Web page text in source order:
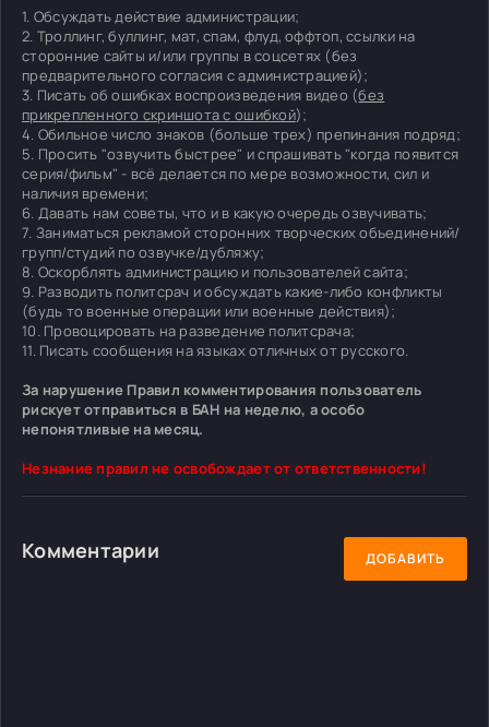
1. Обсуждать действие администрации;
2. Троллинг, буллинг, мат, спам, флуд, оффтоп, ссылки на
сторонние сайты и/или группы в соцсетях (без
предварительного согласия с администрацией);
3. Писать об ошибках воспроизведения видео (без
прикрепленного скриншота с ошибкой);
4. Обильное число знаков (больше трех) препинания подряд;
5. Просить "озвучить быстрее" и спрашивать "когда появится
серия/фильм" - всё делается по мере возможности, сил и
наличия времени;
6. Давать нам советы, что и в какую очередь озвучивать;
7. Заниматься рекламой сторонних творческих объединений/
групп/студий по озвучке/дубляжу;
8. Оскорблять администрацию и пользователей сайта;
9. Разводить политсрач и обсуждать какие-либо конфликты
(будь то военные операции или военные действия);
10. Провоцировать на разведение политсрача;
11. Писать сообщения на языках отличных от русского.
За нарушение Правил комментирования пользователь
рискует отправиться в БАН на неделю, а особо
непонятливые на месяц.
Незнание правил не освобождает от ответственности!
Комментарии ДОБАВИТЬ